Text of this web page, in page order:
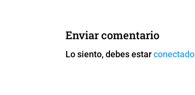
b
o
o
A
p
p k
er
Enviar comentario
Lo siento, debes estarconectado